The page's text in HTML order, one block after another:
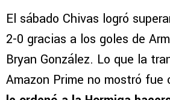
El sábado Chivas logró
2-0 gracias a los goles de
Bryan González. Lo que la
Amazon Prime no mostró fue